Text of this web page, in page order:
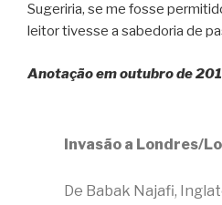
Sugeriria, se me fosse
leitor tivesse a sabedoria de
Anotação em outubro de
Invasão a Londres/
De Babak Najafi,